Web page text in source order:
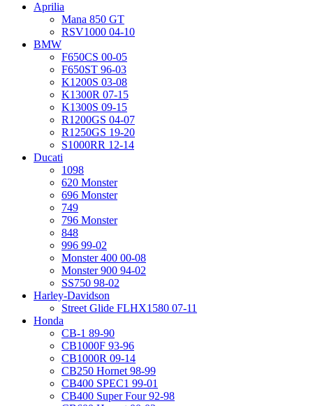
Aprilia
Mana 850 GT
RSV1000 04-10
BMW
F650CS 00-05
F650ST 96-03
K1200S 03-08
K1300R 07-15
K1300S 09-15
R1200GS 04-07
R1250GS 19-20
S1000RR 12-14
Ducati
1098
620 Monster
696 Monster
749
796 Monster
848
996 99-02
Monster 400 00-08
Monster 900 94-02
SS750 98-02
Harley-Davidson
Street Glide FLHX1580 07-11
Honda
CB-1 89-90
CB1000F 93-96
CB1000R 09-14
CB250 Hornet 98-99
CB400 SPEC1 99-01
CB400 Super Four 92-98